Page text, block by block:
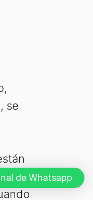
se
de
de Whatsapp